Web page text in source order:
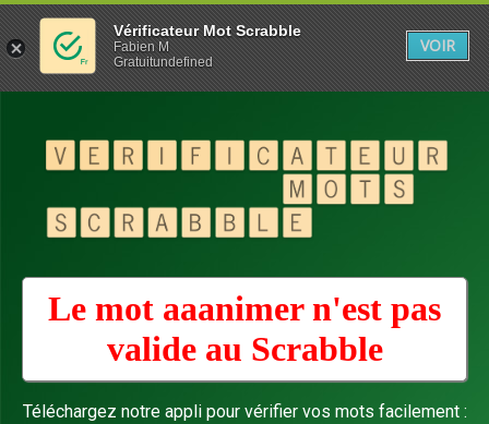
Le mot aaanimer n'est pas
valide au Scrabble
Téléchargez notre appli pour vérifier vos mots facilement :
Vérificateur Mot Scrabble
Fabien M
Gratuitundefined
VOIR